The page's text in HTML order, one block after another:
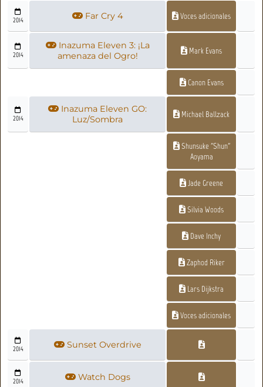
2014 Far Cry 4 Voces adicionales
2014
Inazuma Eleven 3: ¡La
amenaza del Ogro!
Mark Evans
Canon Evans
2014
Inazuma Eleven GO:
Luz/Sombra
Michael Ballzack
Shunsuke "Shun"
Aoyama
Jade Greene
Silvia Woods
Dave Inchy
Zaphod Riker
Lars Dijkstra
Voces adicionales
2014 Sunset Overdrive
2014 Watch Dogs